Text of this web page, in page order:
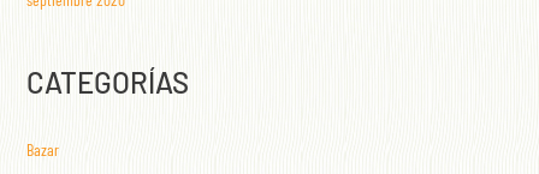
CATEGORÍAS
Bazar